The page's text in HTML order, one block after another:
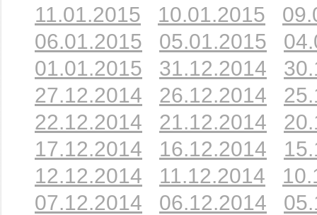
11.01.2015
10.01.2015
06.01.2015
05.01.2015
01.01.2015
31.12.2014
27.12.2014
26.12.2014
22.12.2014
21.12.2014
17.12.2014
16.12.2014
12.12.2014
11.12.2014
07.12.2014
06.12.2014